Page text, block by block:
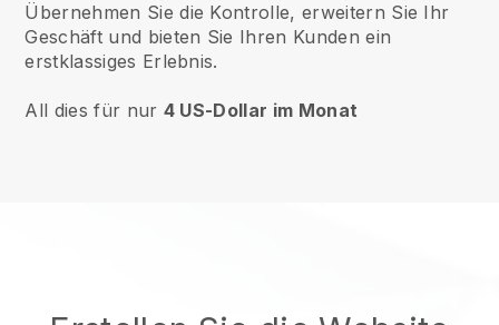
Übernehmen Sie die Kontrolle, erweitern Sie Ihr
Geschäft und bieten Sie Ihren Kunden ein
erstklassiges Erlebnis.
All dies für nur 4 US-Dollar im Monat